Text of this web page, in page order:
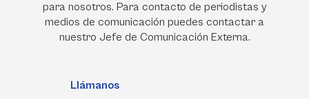
para nosotros. Para contacto de periodistas y
medios de comunicación puedes contactar a
nuestro Jefe de Comunicación Externa.
Llámanos